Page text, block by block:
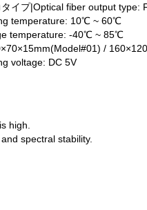
イプ|Optical fiber output type:
temperature: 10℃ ~ 60℃
temperature: -40℃ ~ 85℃
/
voltage: DC 5V
high.
spectral stability.